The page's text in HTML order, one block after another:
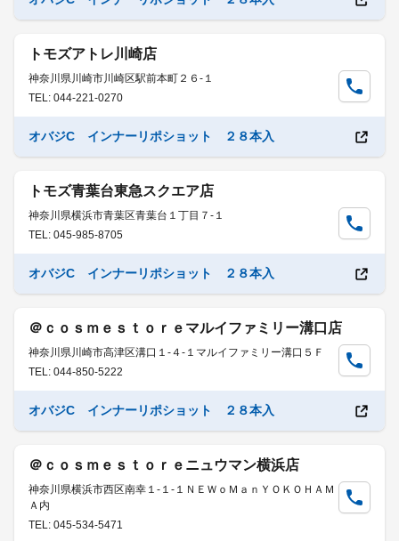
トモズアトレ川崎店
神奈川県川崎市川崎区駅前本町２６-１
TEL: 044-221-0270
オバジC インナーリポショット ２８本入
トモズ青葉台東急スクエア店
神奈川県横浜市青葉区青葉台１丁目７-１
TEL: 045-985-8705
オバジC インナーリポショット ２８本入
＠ｃｏｓｍｅｓｔｏｒｅマルイファミリー溝口店
神奈川県川崎市高津区溝口１-４-１マルイファミリー溝口５Ｆ
TEL: 044-850-5222
オバジC インナーリポショット ２８本入
＠ｃｏｓｍｅｓｔｏｒｅニュウマン横浜店
神奈川県横浜市西区南幸１-１-１ＮＥＷｏＭａｎＹＯＫＯＨＡＭ
Ａ内
TEL: 045-534-5471